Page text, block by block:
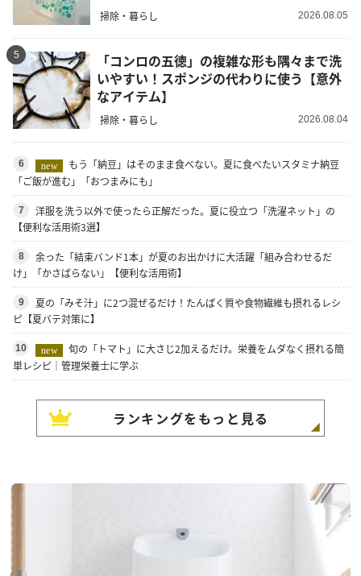
掃除・暮らし 2026.08.05
5
「コンロの五徳」の複雑な形も隅々まで洗
いやすい！スポンジの代わりに使う【意外
なアイテム】
掃除・暮らし 2026.08.04
6 new
もう「納豆」はそのまま食べない。夏に食べたいスタミナ納豆
「ご飯が進む」「おつまみにも」
7
洋服を洗う以外で使ったら正解だった。夏に役立つ「洗濯ネット」の
【便利な活用術3選】
8
余った「結束バンド1本」が夏のお出かけに大活躍「組み合わせるだ
け」「かさばらない」【便利な活用術】
9
夏の「みそ汁」に2つ混ぜるだけ！たんぱく質や食物繊維も摂れるレシ
ピ【夏バテ対策に】
10 new
旬の「トマト」に大さじ2加えるだけ。栄養をムダなく摂れる簡
単レシピ｜管理栄養士に学ぶ
ランキングをもっと見る